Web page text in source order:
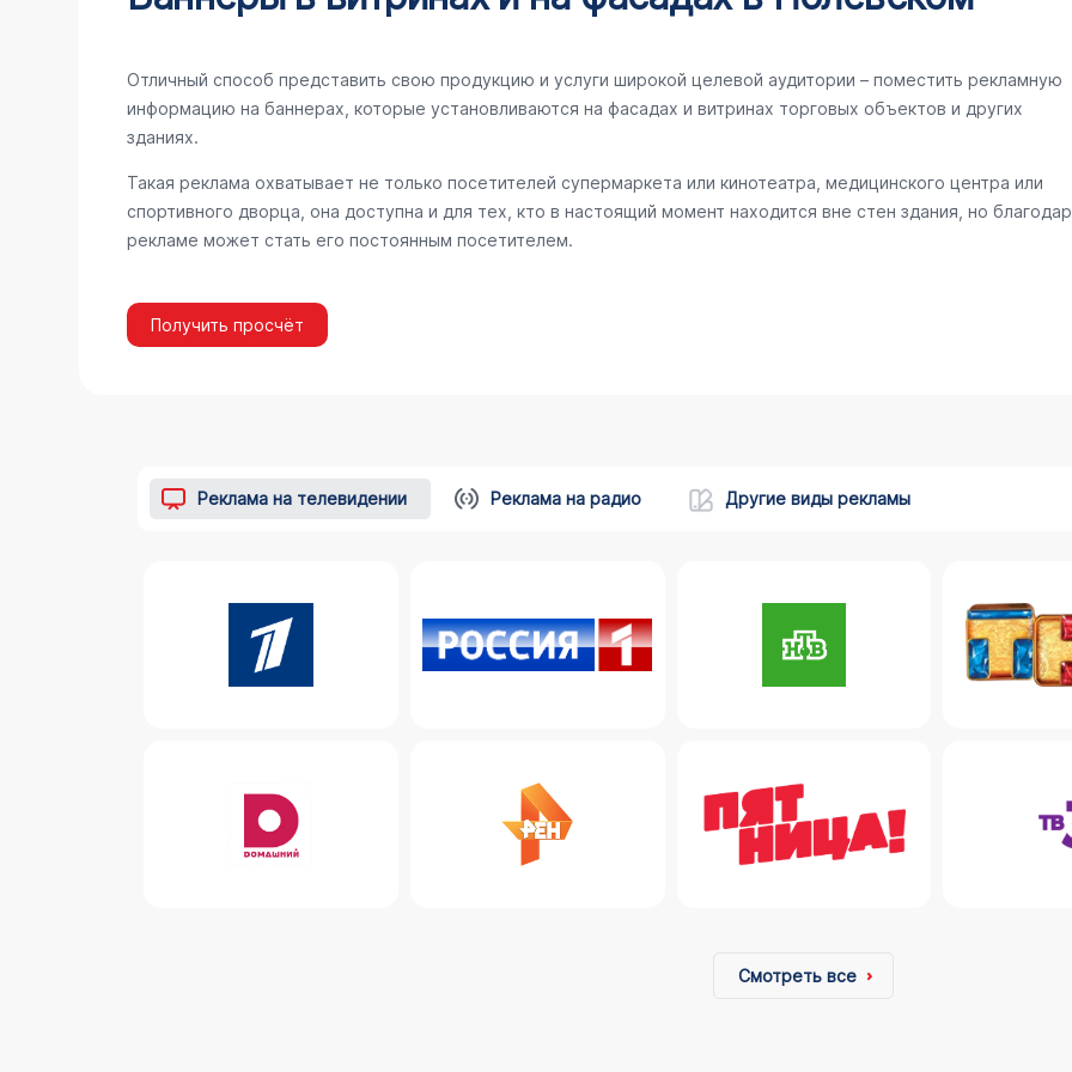
Отличный способ представить свою продукцию и услуги широкой целевой аудитории – поместить рекламную
информацию на баннерах, которые установливаются на фасадах и витринах торговых объектов и других
зданиях.
Такая реклама охватывает не только посетителей супермаркета или кинотеатра, медицинского центра или
спортивного дворца, она доступна и для тех, кто в настоящий момент находится вне стен здания, но
рекламе может стать его постоянным посетителем.
Получить просчёт
Реклама на телевидении Реклама на радио Другие виды рекламы
Смотреть все